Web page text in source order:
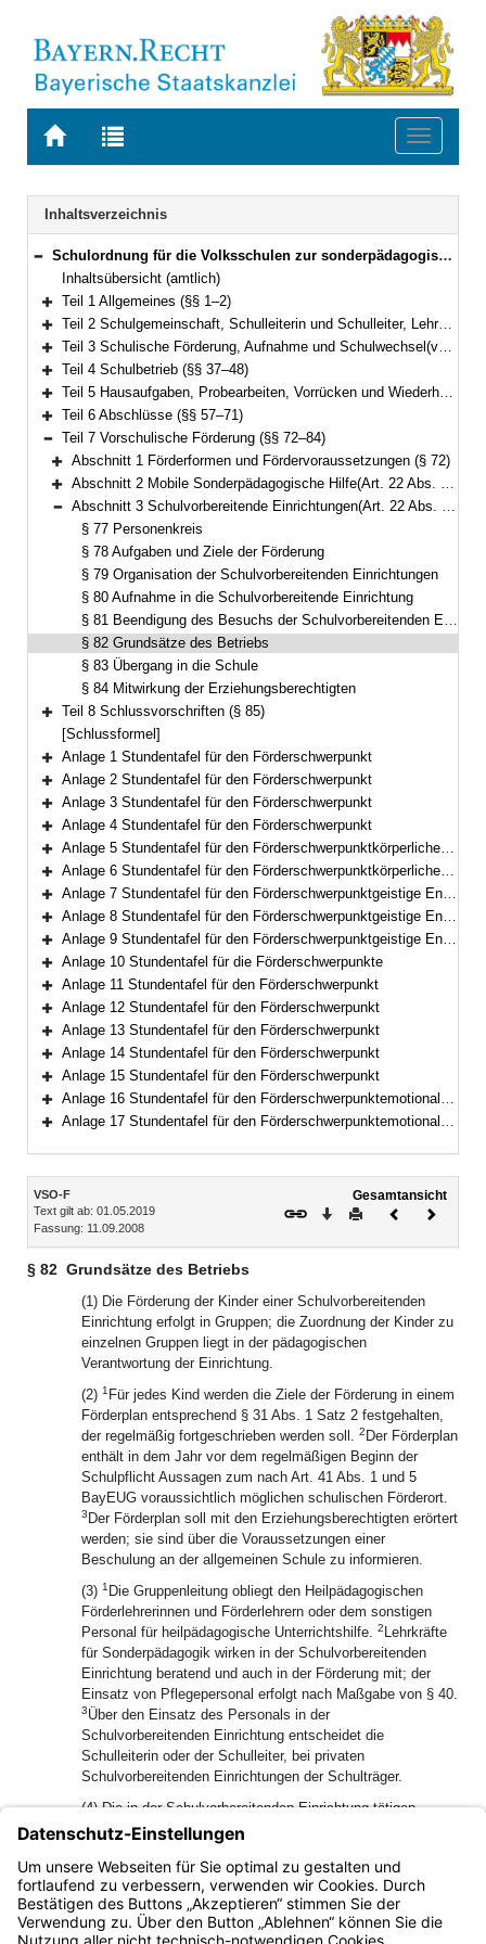
Zur
BAYERN.RECHT
Zur
letzten
Suche
Toggle
Navigation
Inhaltsverzeichnis
Bereich reduzieren
Schulordnung für die Volksschulen zur sonderpädagogischen Förderung (Volksschulordnung – F, VSO-F) Vom 11. September 2008 (GVBl. S. 731, ber. S. 907) BayRS 2233-2-1-K (§§ 1–85)
Inhaltsübersicht (amtlich)
Bereich erweitern
Teil 1 Allgemeines (§§ 1–2)
Bereich erweitern
Teil 2 Schulgemeinschaft, Schulleiterin und Schulleiter, Lehrkräfte, Schülerinnen und Schüler, Erziehungsberechtigte, Schulforum (§§ 3–13)
Bereich erweitern
Teil 3 Schulische Förderung, Aufnahme und Schulwechsel(vgl. Art. 19 bis 24, 35 bis 38, 41 bis 43, 49 Abs. 2 Sätze 2 und 3 BayEUG) (§§ 14–36)
Bereich erweitern
Teil 4 Schulbetrieb (§§ 37–48)
Bereich erweitern
Teil 5 Hausaufgaben, Probearbeiten, Vorrücken und Wiederholen, Zeugnisse (§§ 49–56)
Bereich erweitern
Teil 6 Abschlüsse (§§ 57–71)
Bereich reduzieren
Teil 7 Vorschulische Förderung (§§ 72–84)
Bereich erweitern
Abschnitt 1 Förderformen und Fördervoraussetzungen (§ 72)
Bereich erweitern
Abschnitt 2 Mobile Sonderpädagogische Hilfe(Art. 22 Abs. 2 BayEUG) (§§ 73–76)
Bereich reduzieren
Abschnitt 3 Schulvorbereitende Einrichtungen(Art. 22 Abs. 1 BayEUG) (§§ 77–84)
§ 77 Personenkreis
§ 78 Aufgaben und Ziele der Förderung
§ 79 Organisation der Schulvorbereitenden Einrichtungen
§ 80 Aufnahme in die Schulvorbereitende Einrichtung
§ 81 Beendigung des Besuchs der Schulvorbereitenden Einrichtung
§ 82 Grundsätze des Betriebs
§ 83 Übergang in die Schule
§ 84 Mitwirkung der Erziehungsberechtigten
Bereich erweitern
Teil 8 Schlussvorschriften (§ 85)
[Schlussformel]
Bereich erweitern
Anlage 1 Stundentafel für den Förderschwerpunkt
Bereich erweitern
Anlage 2 Stundentafel für den Förderschwerpunkt
Bereich erweitern
Anlage 3 Stundentafel für den Förderschwerpunkt
Bereich erweitern
Anlage 4 Stundentafel für den Förderschwerpunkt
Bereich erweitern
Anlage 5 Stundentafel für den Förderschwerpunktkörperliche und motorische Entwicklung
Bereich erweitern
Anlage 6 Stundentafel für den Förderschwerpunktkörperliche und motorische Entwicklung
Bereich erweitern
Anlage 7 Stundentafel für den Förderschwerpunktgeistige Entwicklung
Bereich erweitern
Anlage 8 Stundentafel für den Förderschwerpunktgeistige Entwicklung
Bereich erweitern
Anlage 9 Stundentafel für den Förderschwerpunktgeistige Entwicklung
Bereich erweitern
Anlage 10 Stundentafel für die Förderschwerpunkte
Bereich erweitern
Anlage 11 Stundentafel für den Förderschwerpunkt
Bereich erweitern
Anlage 12 Stundentafel für den Förderschwerpunkt
Bereich erweitern
Anlage 13 Stundentafel für den Förderschwerpunkt
Bereich erweitern
Anlage 14 Stundentafel für den Förderschwerpunkt
Bereich erweitern
Anlage 15 Stundentafel für den Förderschwerpunkt
Bereich erweitern
Anlage 16 Stundentafel für den Förderschwerpunktemotionale und soziale Entwicklung
Anlage 17 Stundentafel für den Förderschwerpunktemotionale und soziale Entwicklung
Inhalt
VSO-F
Text gilt ab: 01.05.2019
Fassung: 11.09.2008
Gesamtansicht
Download
DruckenVorheriges
§ 82 Grundsätze des Betriebs
(1) Die Förderung der Kinder einer Schulvorbereitenden
Einrichtung erfolgt in Gruppen; die Zuordnung der Kinder zu
einzelnen Gruppen liegt in der pädagogischen
Verantwortung der Einrichtung.
(2) 1 Für jedes Kind werden die Ziele der Förderung in einem
Förderplan entsprechend § 31 Abs. 1 Satz 2 festgehalten,
der regelmäßig fortgeschrieben werden soll. 2 Der Förderplan
enthält in dem Jahr vor dem regelmäßigen Beginn der
Schulpflicht Aussagen zum nach Art. 41 Abs. 1 und 5
BayEUG voraussichtlich möglichen schulischen Förderort.
3 Der Förderplan soll mit den Erziehungsberechtigten erörtert
werden; sie sind über die Voraussetzungen einer
Beschulung an der allgemeinen Schule zu informieren.
(3) 1 Die Gruppenleitung obliegt den Heilpädagogischen
Förderlehrerinnen und Förderlehrern oder dem sonstigen
Personal für heilpädagogische Unterrichtshilfe. 2 Lehrkräfte
für Sonderpädagogik wirken in der Schulvorbereitenden
Einrichtung beratend und auch in der Förderung mit; der
Einsatz von Pflegepersonal erfolgt nach Maßgabe von § 40.
3Über den Einsatz des Personals in der
Schulvorbereitenden Einrichtung entscheidet die
Schulleiterin oder der Schulleiter, bei privaten
Schulvorbereitenden Einrichtungen der Schulträger.
(4) Die in der Schulvorbereitenden Einrichtung tätigen
Personen sollen mit den im Schulbetrieb und in der Mobilen
Sonderpädagogischen Hilfe eingesetzten Lehrpersonen
fachlich zusammenarbeiten und regelmäßig gemeinsame
Fachsitzungen durchführen.